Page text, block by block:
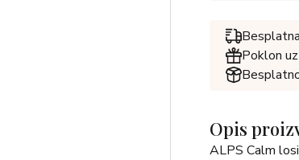
Poklon
Opis
ALPS Calm